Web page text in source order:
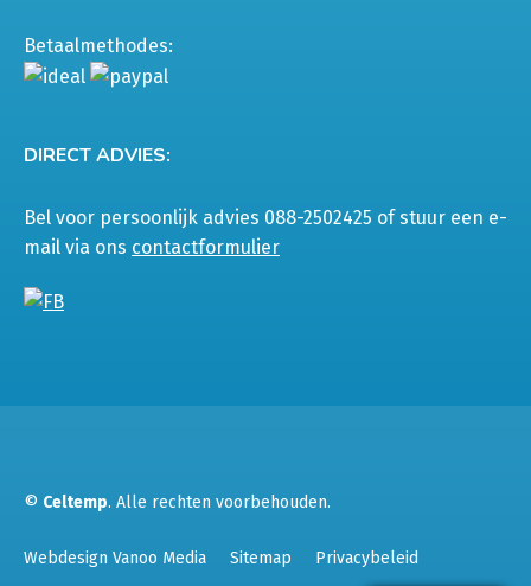
Betaalmethodes:
DIRECT ADVIES:
Bel voor persoonlijk advies 088-2502425 of stuur een e-
mail via ons contactformulier
© Celtemp. Alle rechten voorbehouden.
Webdesign Vanoo Media Sitemap Privacybeleid